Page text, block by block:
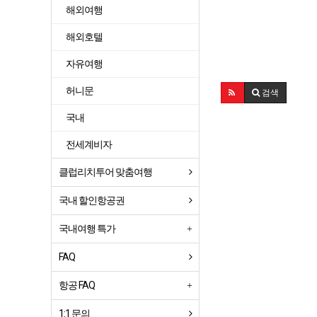
검색
해외여행
해외호텔
자유여행
허니문
국내
전세계비자
클럽리치투어 맞춤여행
국내 할인항공권
국내여행 특가
FAQ
항공 FAQ
1:1 문의